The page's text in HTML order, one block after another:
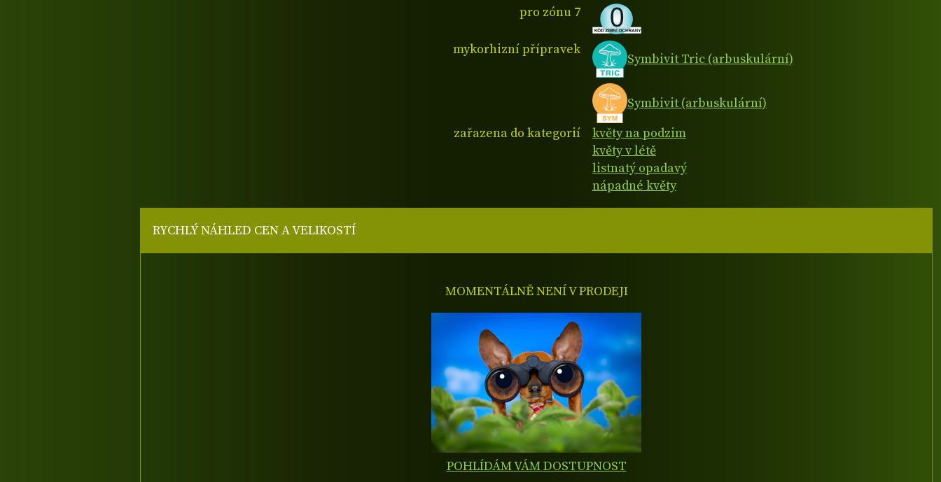
pro zónu 7
mykorhizní přípravek
Symbivit Tric (arbuskulární)
Symbivit (arbuskulární)
zařazena do kategorií
květy na podzim
květy v létě
listnatý opadavý
nápadné květy
RYCHLÝ NÁHLED CEN A VELIKOSTÍ
MOMENTÁLNĚ NENÍ V PRODEJI
POHLÍDÁM VÁM DOSTUPNOST